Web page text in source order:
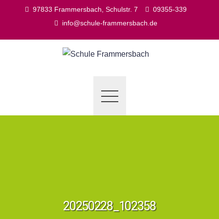
97833 Frammersbach, Schulstr. 7
09355-339
info@schule-frammersbach.de
20250228_102358